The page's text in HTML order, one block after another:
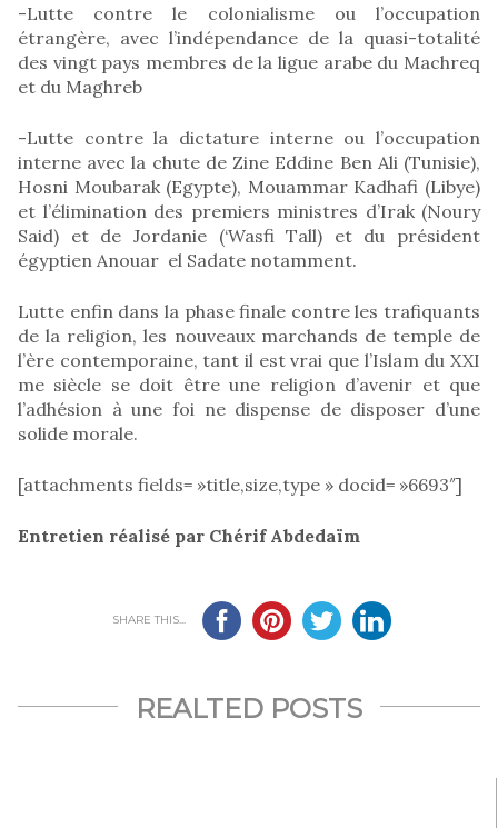
-Lutte contre le colonialisme ou l’occupation
étrangère, avec l’indépendance de la quasi-totalité
des vingt pays membres de la ligue arabe du Machreq
et du Maghreb
-Lutte contre la dictature interne ou l’occupation
interne avec la chute de Zine Eddine Ben Ali (Tunisie),
Hosni Moubarak (Egypte), Mouammar Kadhafi (Libye)
et l’élimination des premiers ministres d’Irak (Noury
Said) et de Jordanie (‘Wasfi Tall) et du président
égyptien Anouar el Sadate notamment.
Lutte enfin dans la phase finale contre les trafiquants
de la religion, les nouveaux marchands de temple de
l’ère contemporaine, tant il est vrai que l’Islam du XXI
me siècle se doit être une religion d’avenir et que
l’adhésion à une foi ne dispense de disposer d’une
solide morale.
[attachments fields= »title,size,type » docid= »6693″]
Entretien réalisé par Chérif Abdedaïm
SHARE THIS...
REALTED POSTS